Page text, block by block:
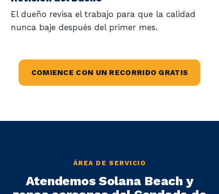
El dueño revisa el trabajo para que la calidad
nunca baje después del primer mes.
COMIENCE CON UN RECORRIDO GRATIS
ÁREA DE SERVICIO
Atendemos Solana Beach y